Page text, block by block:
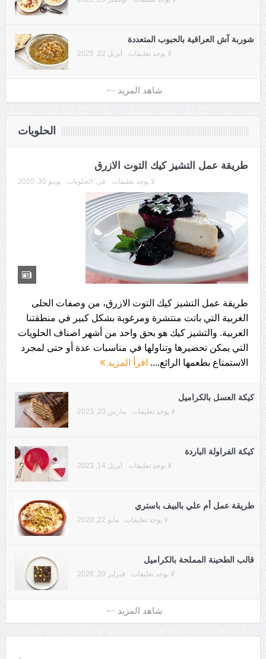
شوربة آش العراقية بالحبوب المتعددة
أبريل 22, 2025 لا يوجد تعليقات
الحلويات
طريقة عمل التشيز كيك التوت الازرق
يونيو 30, 2020 فى: الحلويات لا يوجد تعليقات
طريقة عمل التشيز كيك التوت الازرق، من وصفات الحلى
الغربية التي باتت منتشرة ومرغوبة بشكل كبير في منطقتنا
العربية. والتشيز كيك هو بحق واحد من أشهر اصناف الحلويات
التي يمكن تحضيرها وتناولها في مناسبات عدة أو حتى لمجرد
الاستمتاع بطعمها الرائع.... اقرأ المزيد
كيكة العسل بالكراميل
مارس 20, 2023 لا يوجد تعليقات
كيكة الفراولة الباردة
أبريل 14, 2023 لا يوجد تعليقات
طريقة عمل أم علي بالبيف باستري
مايو 22, 2020 لا يوجد تعليقات
قالب الطحينة المملحة بالكراميل
فبراير 20, 2026 لا يوجد تعليقات